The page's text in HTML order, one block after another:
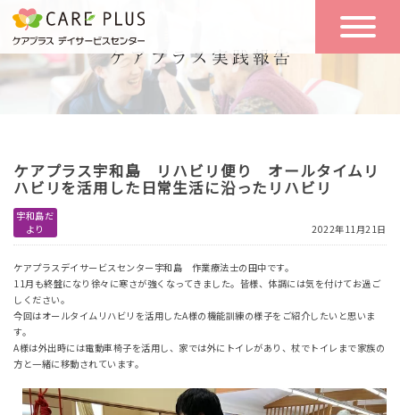
こんな方に
おすすめ
一日の流れ
一日体験
空き状況
体験希望
ケアプラス宇和島 リハビリ便り オールタイムリ
ハビリを活用した日常生活に沿ったリハビリ
宇和島だ
より
2022年11月21日
ケアプラスデイサービスセンター宇和島 作業療法士の田中です。
11月も終盤になり徐々に寒さが強くなってきました。皆様、体調には気を付けてお過ご
しください。
今回はオールタイムリハビリを活用したA様の機能訓練の様子をご紹介したいと思いま
す。
A様は外出時には電動車椅子を活用し、家では外にトイレがあり、杖でトイレまで家族の
方と一緒に移動されています。